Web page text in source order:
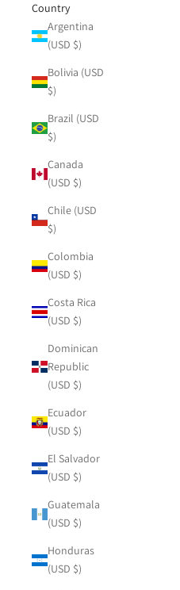
Country
Argentina
(USD $)
Bolivia (USD
$)
Brazil (USD
$)
Canada
(USD $)
Chile (USD
$)
Colombia
(USD $)
Costa Rica
(USD $)
Dominican
Republic
(USD $)
Ecuador
(USD $)
El Salvador
(USD $)
Guatemala
(USD $)
Honduras
(USD $)